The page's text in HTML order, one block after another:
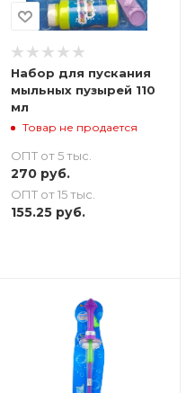
Набор для пускания
мыльных пузырей 110
мл
Товар не продается
ОПТ от 5 тыс.
270руб.
ОПТ от 15 тыс.
155.25руб.